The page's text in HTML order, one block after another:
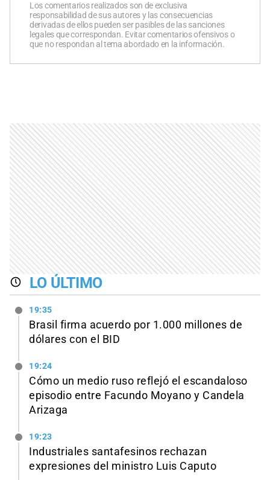
Los comentarios realizados son de exclusiva
responsabilidad de sus autores y las consecuencias
derivadas de ellos pueden ser pasibles de las sanciones
legales que correspondan. Evitar comentarios ofensivos o
que no respondan al tema abordado en la información.
LO ÚLTIMO
19:35
Brasil firma acuerdo por 1.000 millones de
dólares con el BID
19:24
Cómo un medio ruso reflejó el escandaloso
episodio entre Facundo Moyano y Candela
Arizaga
19:23
Industriales santafesinos rechazan
expresiones del ministro Luis Caputo